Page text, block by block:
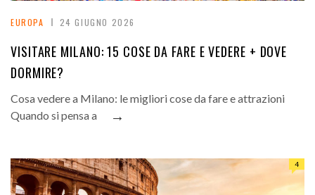
EUROPA 24 GIUGNO 2026
VISITARE MILANO: 15 COSE DA FARE E VEDERE + DOVE
DORMIRE?
Cosa vedere a Milano: le migliori cose da fare e attrazioni
Quando si pensa a
→
4